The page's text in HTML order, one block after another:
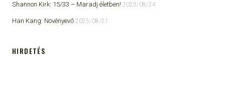
Shannon Kirk: 15/33 ​– Maradj életben! 2025/08/24
Han Kang: Növényevő 2025/08/21
HIRDETÉS